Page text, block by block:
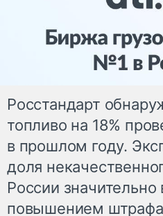
Росстандарт
топливо на 18%
в прошлом году.
доля
России
повышением